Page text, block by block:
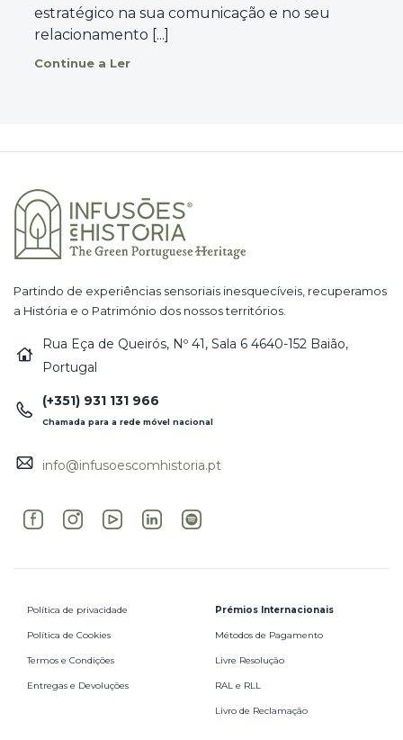
estratégico na sua comunicação e no seu
relacionamento [...]
Continue a Ler
Partindo de experiências sensoriais inesquecíveis, recuperamos
a História e o Património dos nossos territórios.
Rua Eça de Queirós, Nº 41, Sala 6 4640-152 Baião,
Portugal
(+351) 931 131 966
Chamada para a rede móvel nacional
info@infusoescomhistoria.pt
Política de privacidade
Política de Cookies
Termos e Condições
Entregas e Devoluções
Prémios Internacionais
Métodos de Pagamento
Livre Resolução
RAL e RLL
Livro de Reclamação